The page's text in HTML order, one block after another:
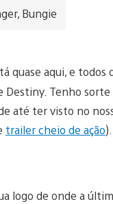
Bungie
quase aqui, e
Destiny. Tenho
até ter visto no
trailer cheio de ação
logo de onde a